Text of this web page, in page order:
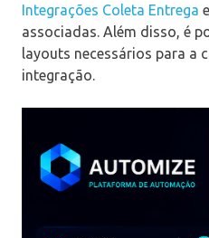
Integrações Coleta Entrega
associadas. Além disso, é
layouts necessários para a
integração.